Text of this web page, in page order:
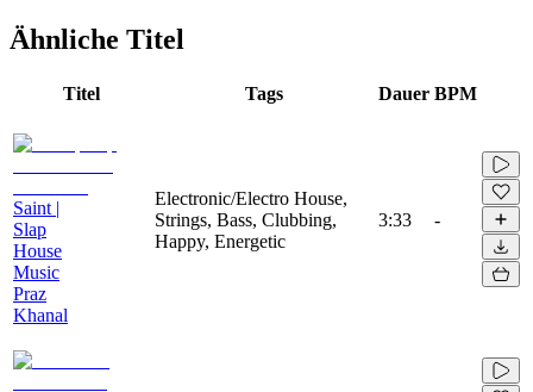
Ähnliche Titel
Titel Tags Dauer BPM
Saint |
Slap
House
Music
Praz
Khanal
Electronic/Electro House,
Strings, Bass, Clubbing,
Happy, Energetic
3:33 -